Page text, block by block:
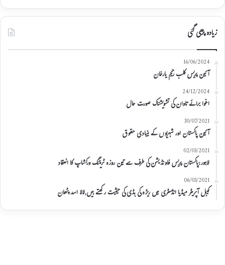
زیادہ پڑھی گئی
16/06/2024
آئین پریس کلب رحیم یارخان
24/12/2024
اغوا برائے تاوان کی تشویشناک صورت حال
30/07/2021
آئین پاکستان اور شہریوں کے بنیادی حقوق
02/03/2021
لاہور:پاکستان پریس فاونڈیشن کی طرف سے تین روزہ ٹریننگ ورکشاپ کا انعقاد
06/03/2021
کیبل آپریٹر میڈیا انڈسٹری میں ریڑہ کی ہڈی کی حیثیت رکھتے ہیں,لالا اسد پٹھان